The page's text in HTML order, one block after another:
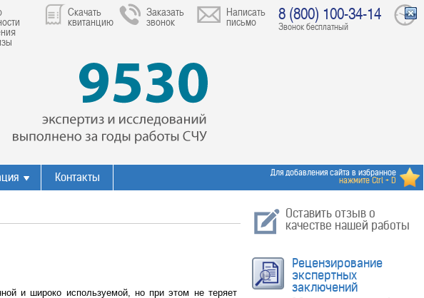
Скачать
квитанцию
Заказать
звонок
Написать
письмо 8 (800) 100-34-14
Звонок бесплатный
Контакты Для добавления сайта в избранное
нажмите Ctrl + D
и широко используемой, но при этом не теряет
Оставить отзыв о
качестве нашей работы
Рецензирование
экспертных
заключений